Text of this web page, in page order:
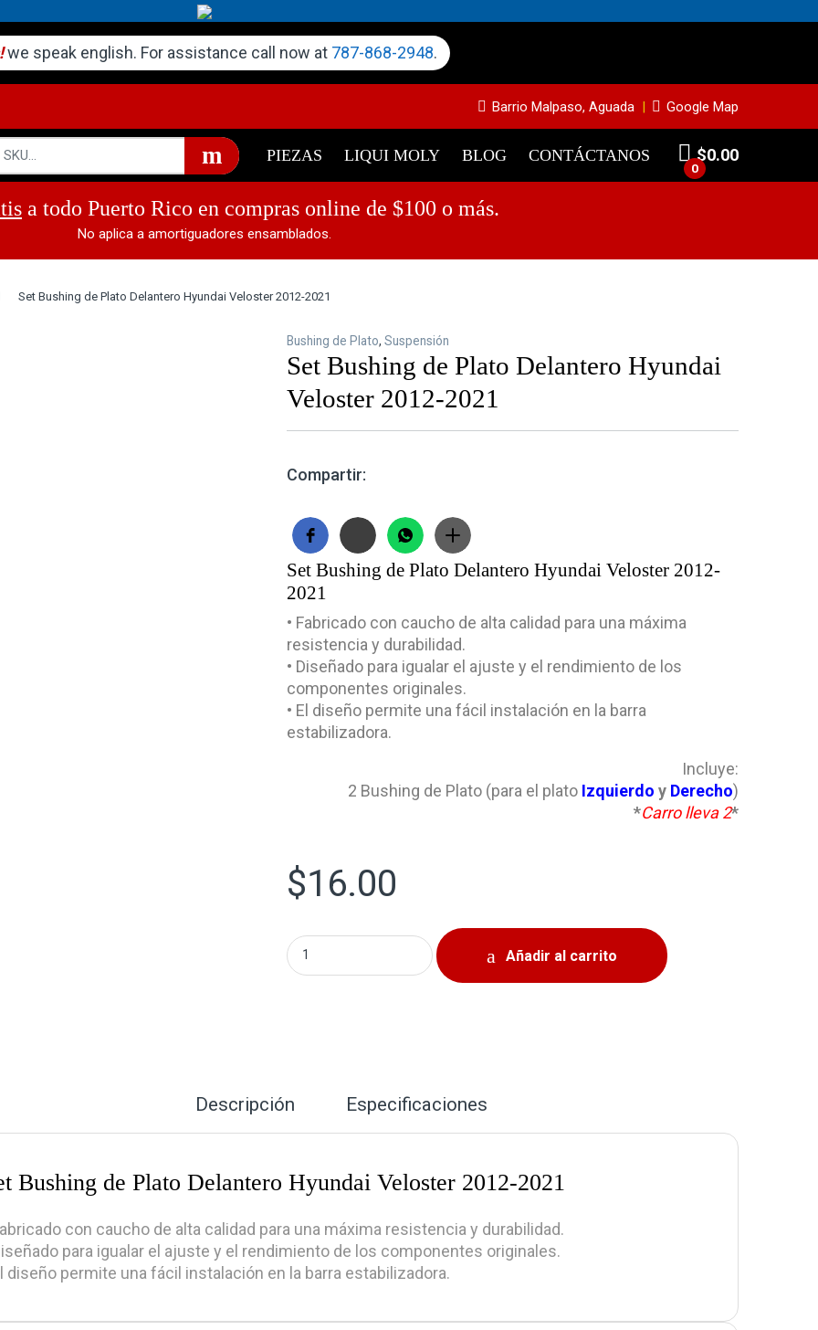
we speak english. For assistance call now at 787-868-2948.
Barrio Malpaso, Aguada Google Map
PIEZAS LIQUI MOLY BLOG CONTÁCTANOS
0
$0.00
a todo Puerto Rico en compras online de $100 o más.
No aplica a amortiguadores ensamblados.
Set Bushing de Plato Delantero Hyundai Veloster 2012-2021
Bushing de Plato, Suspensión
Set Bushing de Plato Delantero Hyundai
Veloster 2012-2021
Compartir:
Set Bushing de Plato Delantero Hyundai Veloster 2012-
2021
• Fabricado con caucho de alta calidad para una máxima
resistencia y durabilidad.
• Diseñado para igualar el ajuste y el rendimiento de los
componentes originales.
• El diseño permite una fácil instalación en la barra
estabilizadora.
Incluye:
2 Bushing de Plato (para el plato Izquierdo y Derecho)
*Carro lleva 2*
$16.00
Set Bushing de Plato Delantero Hyundai Veloster 2012-2021 quantity
Añadir al carrito
Descripción Especificaciones
Bushing de Plato Delantero Hyundai Veloster 2012-2021
con caucho de alta calidad para una máxima resistencia y durabilidad.
para igualar el ajuste y el rendimiento de los componentes originales.
diseño permite una fácil instalación en la barra estabilizadora.